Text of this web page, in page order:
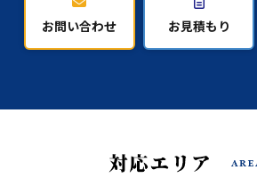
お問い合わせ お見積もり